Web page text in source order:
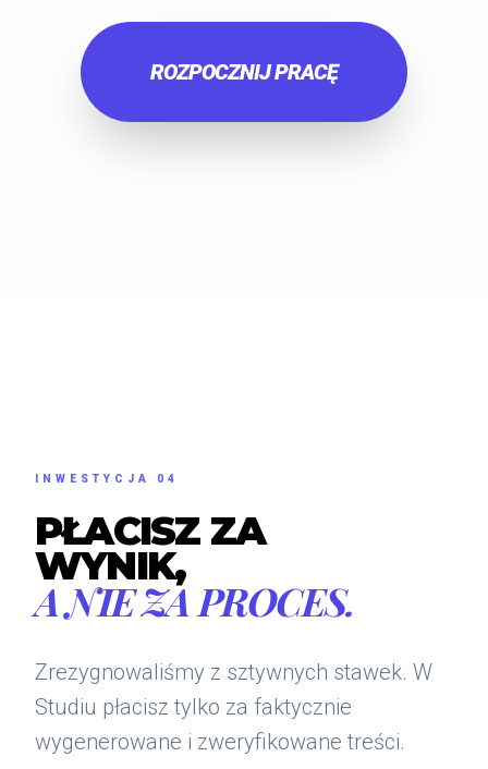
ROZPOCZNIJ PRACĘ
INWESTYCJA 04
PŁACISZ ZA
WYNIK,
A NIE ZA PROCES.
Zrezygnowaliśmy z sztywnych stawek. W
Studiu płacisz tylko za faktycznie
wygenerowane i zweryfikowane treści.